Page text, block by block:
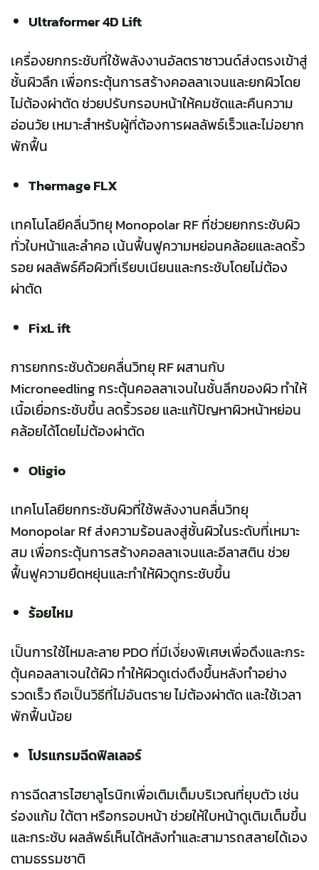
Ultraformer 4D Lift
เครื่องยกกระชับที่ใช้พลังงานอัลตราซาวนด์ส่งตรงเข้าสู่
ชั้นผิวลึก เพื่อกระตุ้นการสร้างคอลลาเจนและยกผิวโดย
ไม่ต้องผ่าตัด ช่วยปรับกรอบหน้าให้คมชัดและคืนความ
อ่อนวัย เหมาะสำหรับผู้ที่ต้องการผลลัพธ์เร็วและไม่อยาก
พักฟื้น
Thermage FLX
เทคโนโลยีคลื่นวิทยุ Monopolar RF ที่ช่วยยกกระชับผิว
ทั่วใบหน้าและลำคอ เน้นฟื้นฟูความหย่อนคล้อยและลดริ้ว
รอย ผลลัพธ์คือผิวที่เรียบเนียนและกระชับโดยไม่ต้อง
ผ่าตัด
FixL ift
การยกกระชับด้วยคลื่นวิทยุ RF ผสานกับ
Microneedling กระตุ้นคอลลาเจนในชั้นลึกของผิว ทำให้
เนื้อเยื่อกระชับขึ้น ลดริ้วรอย และแก้ปัญหาผิวหน้าหย่อน
คล้อยได้โดยไม่ต้องผ่าตัด
Oligio
เทคโนโลยียกกระชับผิวที่ใช้พลังงานคลื่นวิทยุ
Monopolar Rf ส่งความร้อนลงสู่ชั้นผิวในระดับที่เหมาะ
สม เพื่อกระตุ้นการสร้างคอลลาเจนและอีลาสติน ช่วย
ฟื้นฟูความยืดหยุ่นและทำให้ผิวดูกระชับขึ้น
ร้อยไหม
เป็นการใช้ไหมละลาย PDO ที่มีเงี่ยงพิเศษเพื่อดึงและกระ
ตุ้นคอลลาเจนใต้ผิว ทำให้ผิวดูเต่งตึงขึ้นหลังทำอย่าง
รวดเร็ว ถือเป็นวิธีที่ไม่อันตราย ไม่ต้องผ่าตัด และใช้เวลา
พักฟื้นน้อย
โปรแกรมฉีดฟิลเลอร์
การฉีดสารไฮยาลูโรนิกเพื่อเติมเต็มบริเวณที่ยุบตัว เช่น
ร่องแก้ม ใต้ตา หรือกรอบหน้า ช่วยให้ใบหน้าดูเติมเต็มขึ้น
และกระชับ ผลลัพธ์เห็นได้หลังทำและสามารถสลายได้เอง
ตามธรรมชาติ